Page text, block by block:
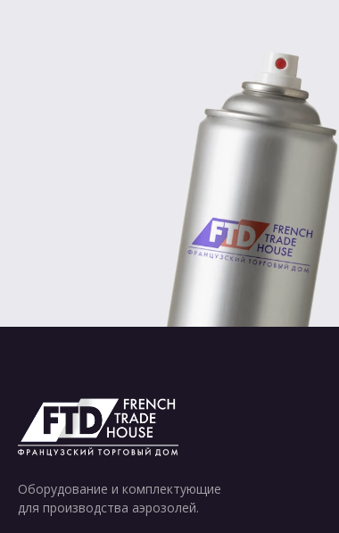
Оборудование и комплектующие
для производства аэрозолей.